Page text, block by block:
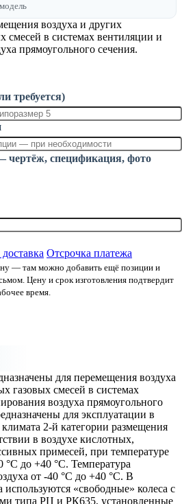
воздуха и других
смесей в системах вентиляции и
прямоугольного сечения.
требуется)
спецификация, фото
Отсрочка платежа
— там можно добавить ещё позиции и
Цену и срок изготовления подтвердит
время.
для перемещения воздуха
газовых смесей в системах
воздуха прямоугольного
для эксплуатации в
2-й категории размещения
в воздухе кислотных,
примесей, при температуре
до +40 °С. Температура
от -40 °С до +40 °С. В
используются «свободные» колеса с
типа РЦ и РК635, установленные